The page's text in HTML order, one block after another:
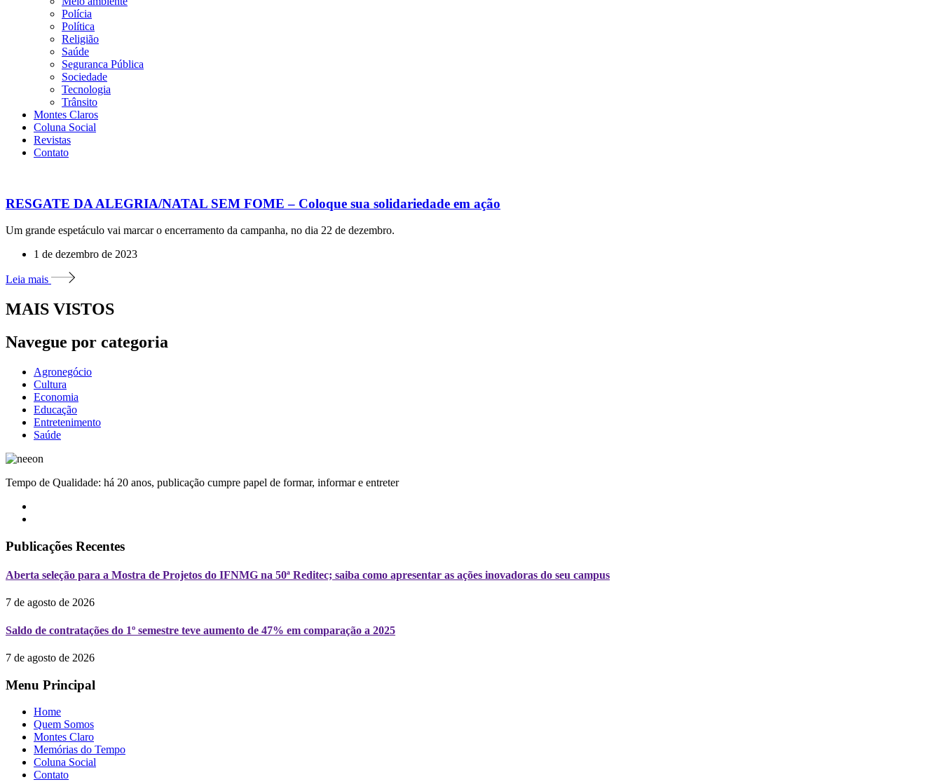
Polícia
Política
Religião
Saúde
Seguranca Pública
Sociedade
Tecnologia
Trânsito
Montes Claros
Coluna Social
Revistas
Contato
RESGATE DA ALEGRIA/NATAL SEM FOME – Coloque sua solidariedade em ação
Um grande espetáculo vai marcar o encerramento da campanha, no dia 22 de dezembro.
1 de dezembro de 2023
Leia mais
MAIS VISTOS
Navegue por categoria
Agronegócio
Cultura
Economia
Educação
Entretenimento
Saúde
Tempo de Qualidade: há 20 anos, publicação cumpre papel de formar, informar e entreter
Publicações Recentes
Aberta seleção para a Mostra de Projetos do IFNMG na 50ª Reditec; saiba como apresentar as ações inovadoras do seu campus
7 de agosto de 2026
Saldo de contratações do 1º semestre teve aumento de 47% em comparação a 2025
7 de agosto de 2026
Menu Principal
Home
Quem Somos
Montes Claro
Memórias do Tempo
Coluna Social
Contato